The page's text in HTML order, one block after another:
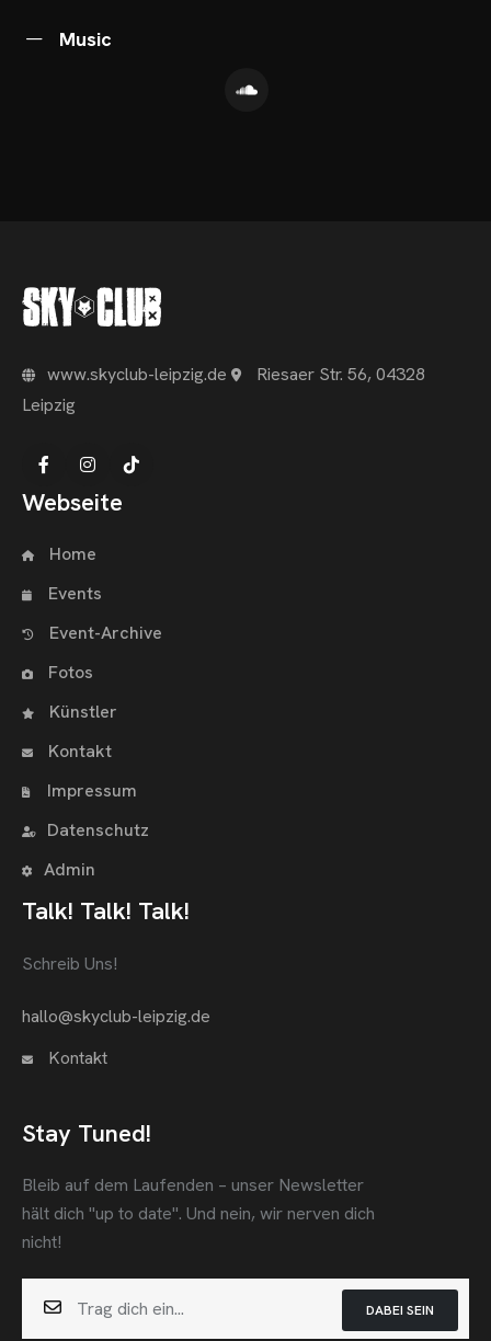
Music
www.skyclub-leipzig.de
Riesaer Str. 56, 04328
Leipzig
Webseite
Home
Events
Event-Archive
Fotos
Künstler
Kontakt
Impressum
Datenschutz
Admin
Talk! Talk! Talk!
Schreib Uns!
hallo@skyclub-leipzig.de
Kontakt
Stay Tuned!
Bleib auf dem Laufenden – unser Newsletter
hält dich "up to date". Und nein, wir nerven dich
nicht!
DABEI SEIN